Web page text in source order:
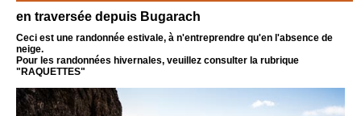
en traversée depuis Bugarach
Ceci est une randonnée estivale, à n'entreprendre qu'en l'absence de
neige.
Pour les randonnées hivernales, veuillez consulter la rubrique
"RAQUETTES"